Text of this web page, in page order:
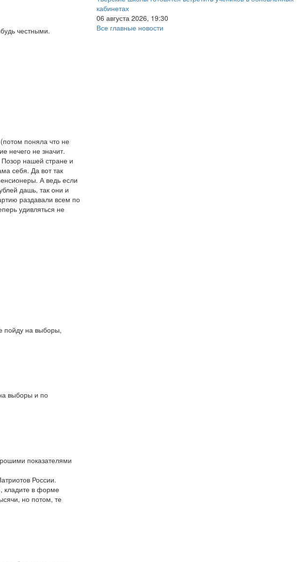
честными.
поняла что не
нечего не значит.
Позор нашей стране и
себя. Да вот так
А ведь если
дашь, так они и
раздавали всем по
удивляться не
пойду на выборы,
выборы и по
показателями
России.
кладите в форме
но потом, те
кабинетах
06 августа 2026, 19:30
Все главные новости